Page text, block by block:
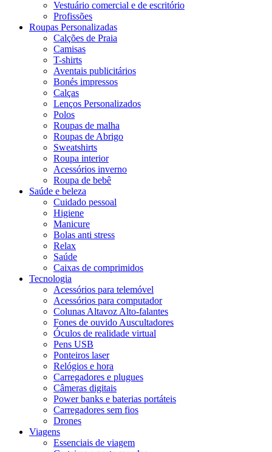
Vestuário comercial e de escritório
Profissões
Roupas Personalizadas
Calções de Praia
Camisas
T-shirts
Aventais publicitários
Bonés impressos
Calças
Lenços Personalizados
Polos
Roupas de malha
Roupas de Abrigo
Sweatshirts
Roupa interior
Acessórios inverno
Roupa de bebê
Saúde e beleza
Cuidado pessoal
Higiene
Manicure
Bolas anti stress
Relax
Saúde
Caixas de comprimidos
Tecnologia
Acessórios para telemóvel
Acessórios para computador
Colunas Altavoz Alto-falantes
Fones de ouvido Auscultadores
Óculos de realidade virtual
Pens USB
Ponteiros laser
Relógios e hora
Carregadores e plugues
Câmeras digitais
Power banks e baterias portáteis
Carregadores sem fios
Drones
Viagens
Essenciais de viagem